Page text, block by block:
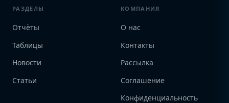
РАЗДЕЛЫ
Отчёты
Таблицы
Новости
Статьи
КОМПАНИЯ
О нас
Контакты
Рассылка
Соглашение
Конфиденциальность